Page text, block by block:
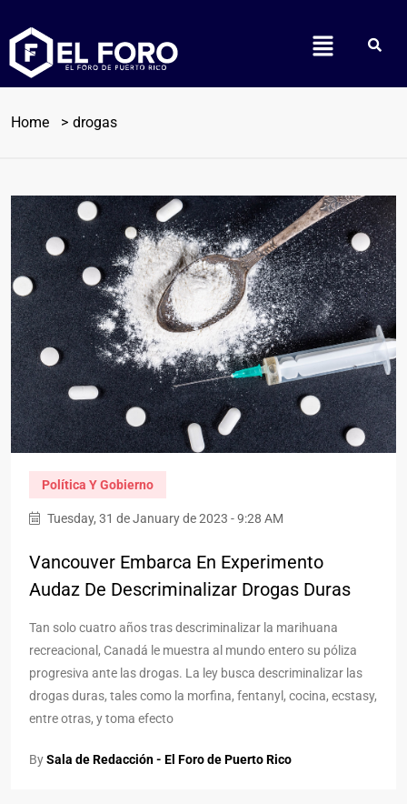
Home drogas
Política Y Gobierno
Tuesday, 31 de January de 2023 - 9:28 AM
Vancouver Embarca En Experimento
Audaz De Descriminalizar Drogas Duras
Tan solo cuatro años tras descriminalizar la marihuana
recreacional, Canadá le muestra al mundo entero su póliza
progresiva ante las drogas. La ley busca descriminalizar las
drogas duras, tales como la morfina, fentanyl, cocina, ecstasy,
entre otras, y toma efecto
BySala de Redacción - El Foro de Puerto Rico